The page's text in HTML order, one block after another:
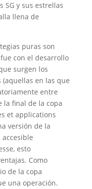
SG y sus estrellas
llena de
puras son
con el desarrollo
surgen los
en las que
entre
la final de la copa
et applications
versión de la
esto
Como
de la copa
una operación.